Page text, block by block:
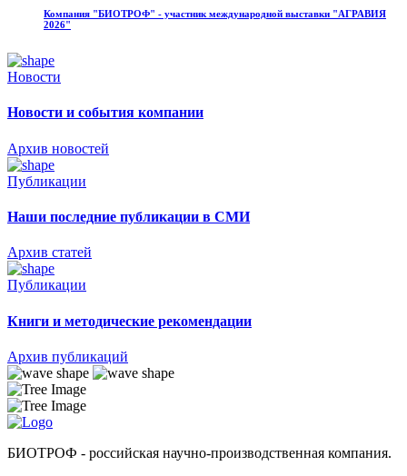
Компания "БИОТРОФ" - участник международной выставки "АГРАВИЯ
2026"
Новости
Новости и события компании
Архив новостей
Публикации
Наши последние публикации в СМИ
Архив статей
Публикации
Книги и методические рекомендации
Архив публикаций
БИОТРОФ - российская научно-производственная компания.